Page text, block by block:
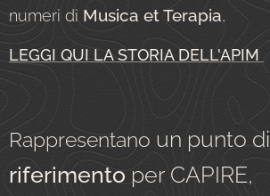
numeri di Musica et Terapia,
LEGGI QUI LA STORIA DELL'APIM
Rappresentano un punto di
riferimentoper CAPIRE,